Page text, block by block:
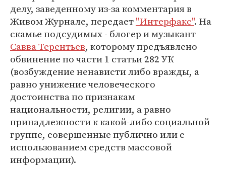
делу, заведенному из-за комментария в
Живом Журнале, передает"Интерфакс". На
скамье подсудимых - блогер и музыкант
Савва Терентьев, которому предъявлено
обвинение по части 1 статьи 282 УК
(возбуждение ненависти либо вражды, а
равно унижение человеческого
достоинства по признакам
национальности, религии, а равно
принадлежности к какой-либо социальной
группе, совершенные публично или с
использованием средств массовой
информации).